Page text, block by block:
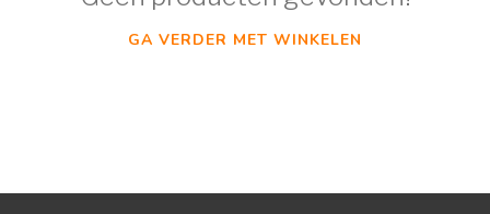
GA VERDER MET WINKELEN